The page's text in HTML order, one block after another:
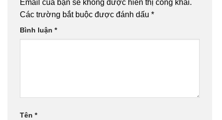
Email của bạn sẽ không được hiển thị công khai.
Các trường bắt buộc được đánh dấu *
Bình luận *
Tên *